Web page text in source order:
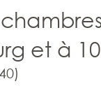
et à